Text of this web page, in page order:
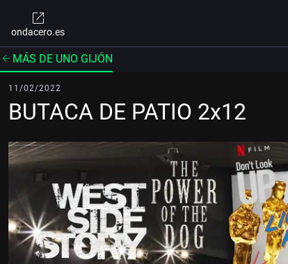
ondacero.es
MÁS DE UNO GIJÓN
11/02/2022
BUTACA DE PATIO 2x12